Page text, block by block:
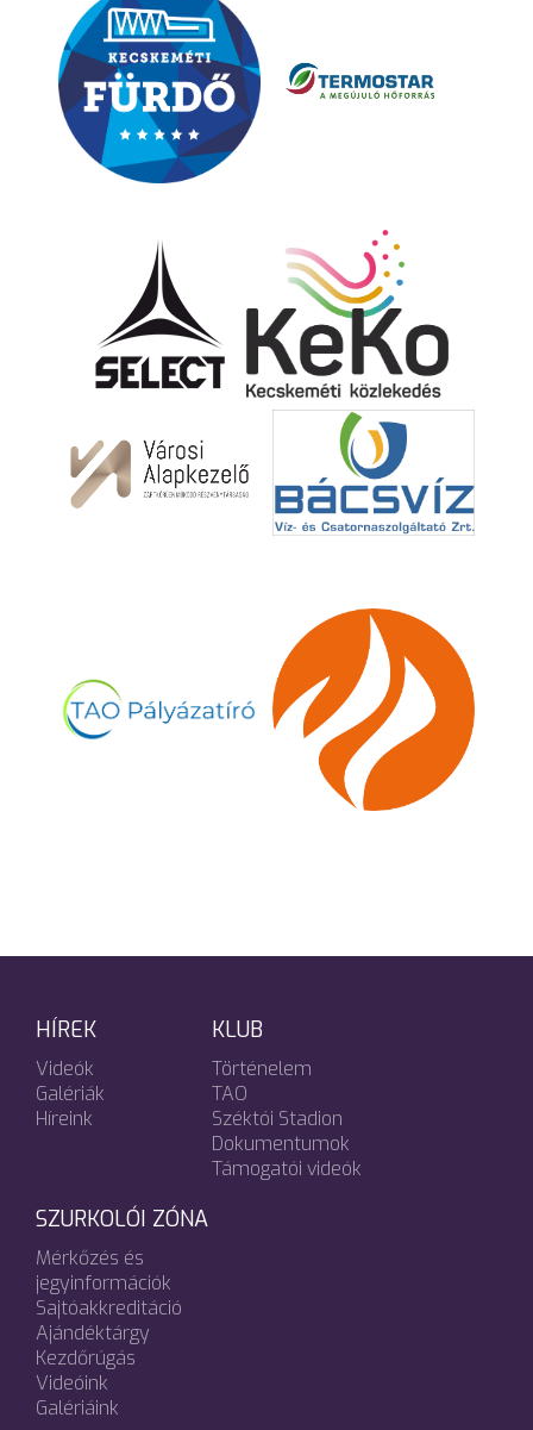
HÍREK
Videók
Galériák
Híreink
KLUB
Történelem
TAO
Széktói Stadion
Dokumentumok
Támogatói videók
SZURKOLÓI ZÓNA
Mérkőzés és
jegyinformációk
Sajtóakkreditáció
Ajándéktárgy
Kezdőrúgás
Videóink
Galériáink